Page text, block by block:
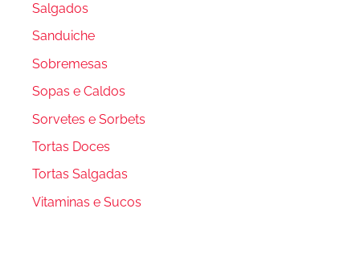
Salgados
Sanduiche
Sobremesas
Sopas e Caldos
Sorvetes e Sorbets
Tortas Doces
Tortas Salgadas
Vitaminas e Sucos